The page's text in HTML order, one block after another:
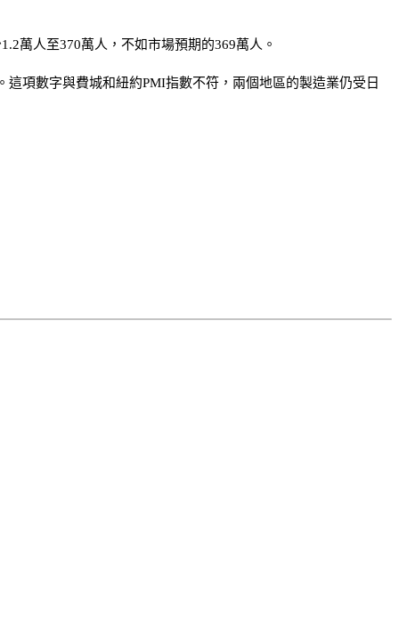
萬人至370萬人，不如市場預期的369萬人。
項數字與費城和紐約PMI指數不符，兩個地區的製造業仍受日